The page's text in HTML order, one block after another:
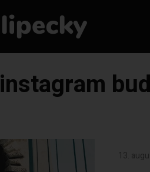
instagram
13.